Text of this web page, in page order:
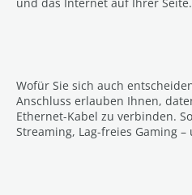
Wofür Sie sich auch
Anschluss erlauben Ihnen,
Ethernet-Kabel zu verbinden.
Streaming, Lag-freies Gaming